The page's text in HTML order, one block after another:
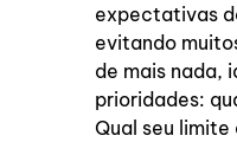
expectativas
evitando
de mais nada,
prioridades:
Qual seu